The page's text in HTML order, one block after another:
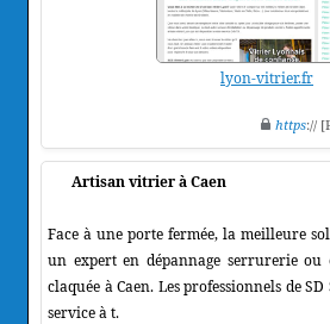
lyon-vitrier.fr
https://
Artisan vitrier à Caen
Face à une porte fermée, la meilleure
un expert en dépannage serrurerie
claquée à Caen. Les professionnels de
service à t.